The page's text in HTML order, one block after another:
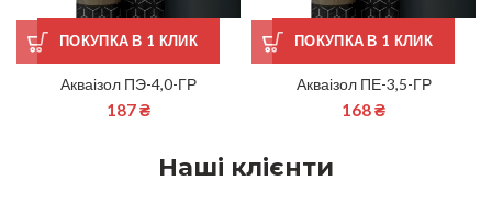
ПОКУПКА В 1 КЛИК
Акваізол ПЭ-4,0-ГР
187₴
ПОКУПКА В 1 КЛИК
Акваізол ПЕ-3,5-ГР
168₴
Наші клієнти